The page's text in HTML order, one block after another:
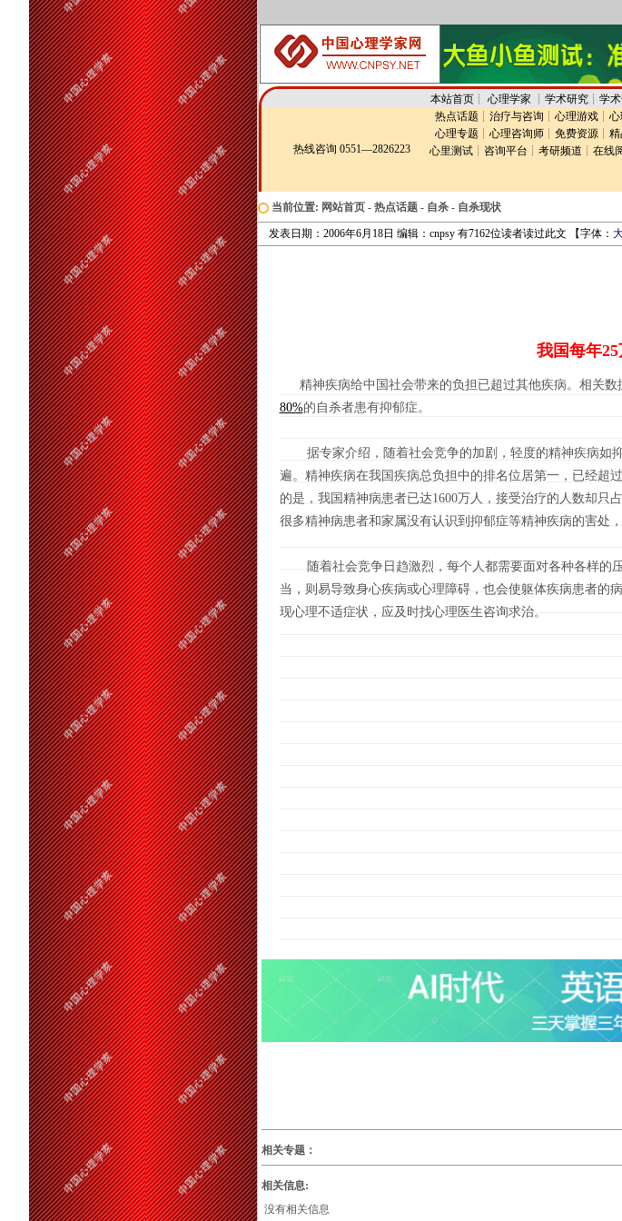
本站首页┊ 心理学家 ┊ 学术研究┊ 学
热线咨询 0551—2826223
热点话题 ┊ 治疗与咨询 ┊ 心理游戏 ┊ 心
心理专题 ┊ 心理咨询师 ┊ 免费资源 ┊
心里测试 ┊ 咨询平台 ┊ 考研频道 ┊ 在线
当前位置: 网站首页 - 热点话题 - 自杀 - 自杀现状
发表日期：2006年6月18日 编辑：cnpsy 有7162位读者读过此文 【字体：
我国每年
精神疾病给中国社会带来的负担已超过其他疾病。相关
80%的自杀者患有抑郁症。
据专家介绍，随着社会竞争的加剧，轻度的精神疾病如
遍。精神疾病在我国疾病总负担中的排名位居第一，已经超
的是，我国精神病患者已达1600万人，接受治疗的人数却只
很多精神病患者和家属没有认识到抑郁症等精神疾病的害处
随着社会竞争日趋激烈，每个人都需要面对各种各样的
当，则易导致身心疾病或心理障碍，也会使躯体疾病患者的
现心理不适症状，应及时找心理医生咨询求治。
相关专题：
相关信息:
没有相关信息